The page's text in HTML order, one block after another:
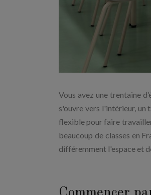
Vous avez une trentaine
s'ouvre vers l'intérieur, un
flexible pour faire
beaucoup de classes en
différemment l'espace et